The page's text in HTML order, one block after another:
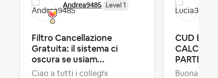
Andrea9485 Level 1
Filtro Cancellazione
Gratuita: il sistema ci
oscura se usiam...
Ciao a tutti i colleghi
CUD
CALCOLI
PARTE DI
Buona